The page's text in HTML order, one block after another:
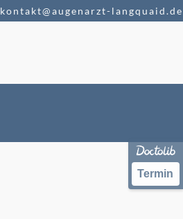
Termin
kontakt@augenarzt-langquaid.de